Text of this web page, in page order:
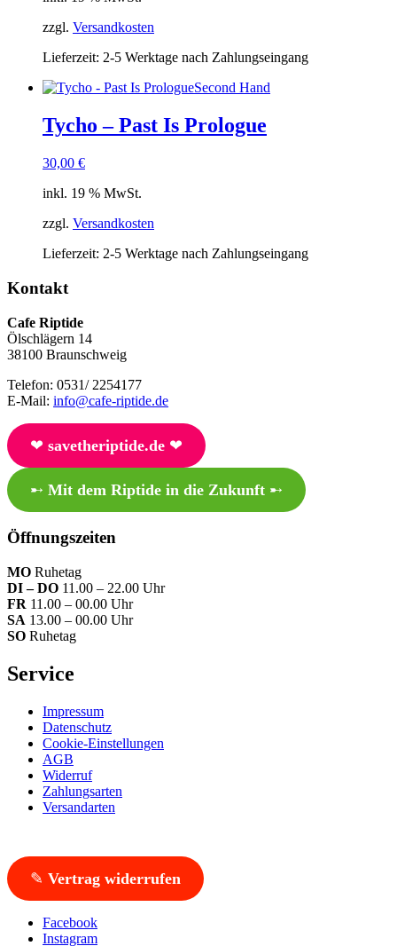
zzgl. Versandkosten
Lieferzeit: 2-5 Werktage nach Zahlungseingang
Second Hand
Tycho – Past Is Prologue
30,00 €
inkl. 19 % MwSt.
zzgl. Versandkosten
Lieferzeit: 2-5 Werktage nach Zahlungseingang
Kontakt
Cafe Riptide
Ölschlägern 14
38100 Braunschweig
Telefon: 0531/ 2254177
E-Mail: info@cafe-riptide.de
❤︎ savetheriptide.de❤︎
➸ Mit dem Riptide in die Zukunft➸
Öffnungszeiten
MO Ruhetag
DI – DO 11.00 – 22.00 Uhr
FR 11.00 – 00.00 Uhr
SA 13.00 – 00.00 Uhr
SO Ruhetag
Service
Impressum
Datenschutz
Cookie-Einstellungen
AGB
Widerruf
Zahlungsarten
Versandarten
✎ Vertrag widerrufen
Facebook
Instagram